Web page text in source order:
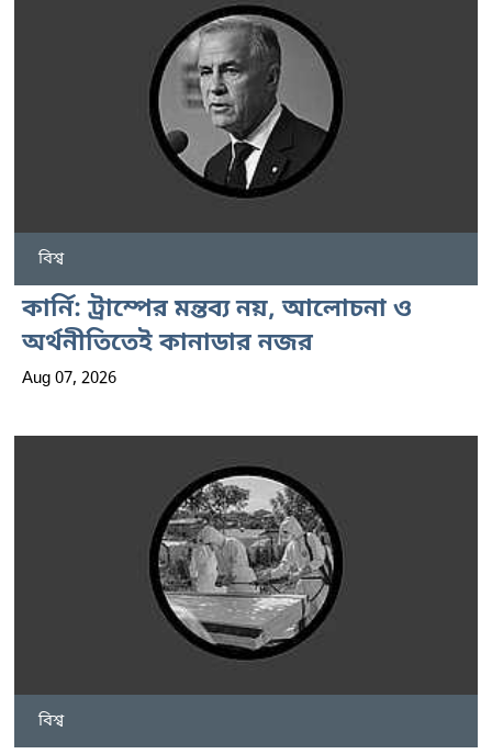
বিশ্ব
কার্নি: ট্রাম্পের মন্তব্য নয়, আলোচনা ও
অর্থনীতিতেই কানাডার নজর
Aug 07, 2026
বিশ্ব